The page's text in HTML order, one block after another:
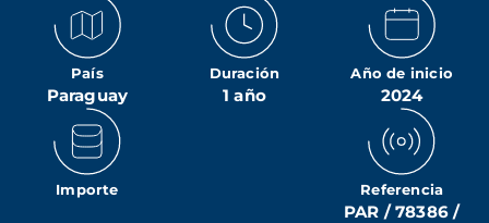
País
Paraguay
Duración
1 año
Año de inicio
2024
Importe Referencia
PAR / 78386 /